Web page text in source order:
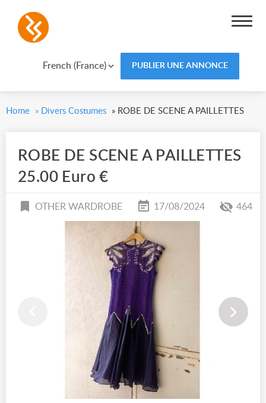
French (France) PUBLIER UNE ANNONCE
Home » Divers Costumes » ROBE DE SCENE A PAILLETTES
ROBE DE SCENE A PAILLETTES
25.00 Euro €
OTHER WARDROBE 17/08/2024 464